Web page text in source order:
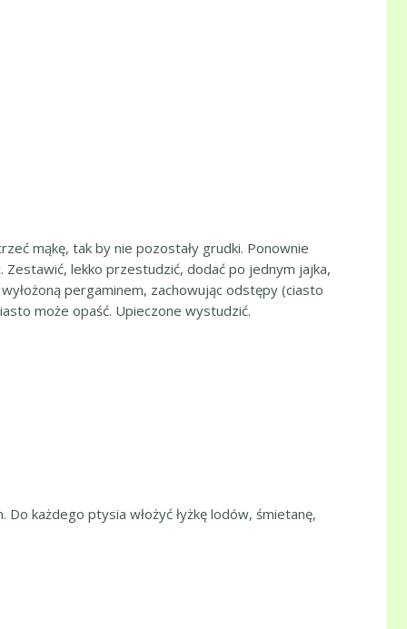
mąkę, tak by nie pozostały grudki. Ponownie
lekko przestudzić, dodać po jednym jajka,
pergaminem, zachowując odstępy (ciasto
może opaść. Upieczone wystudzić.
każdego ptysia włożyć łyżkę lodów, śmietanę,